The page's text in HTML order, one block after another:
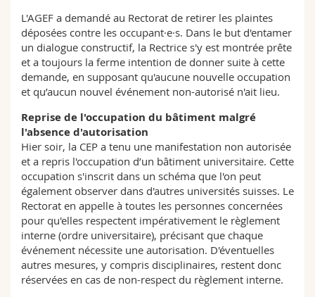
L'AGEF a demandé au Rectorat de retirer les plaintes
déposées contre les occupant·e·s. Dans le but d'entamer
un dialogue constructif, la Rectrice s'y est montrée prête
et a toujours la ferme intention de donner suite à cette
demande, en supposant qu'aucune nouvelle occupation
et qu’aucun nouvel événement non-autorisé n'ait lieu.
Reprise de l'occupation du bâtiment malgré
l'absence d'autorisation
Hier soir, la CEP a tenu une manifestation non autorisée
et a repris l'occupation d’un bâtiment universitaire. Cette
occupation s'inscrit dans un schéma que l'on peut
également observer dans d'autres universités suisses. Le
Rectorat en appelle à toutes les personnes concernées
pour qu'elles respectent impérativement le règlement
interne (ordre universitaire), précisant que chaque
événement nécessite une autorisation. D'éventuelles
autres mesures, y compris disciplinaires, restent donc
réservées en cas de non-respect du règlement interne.